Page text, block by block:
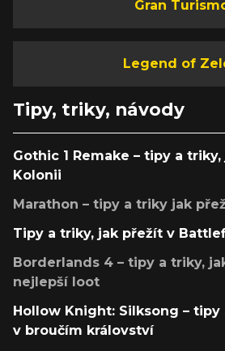
Gran
Legend of
Tipy, triky, návody
Gothic 1 Remake – tipy a
Kolonii
Marathon – tipy a triky jak
Tipy a triky, jak přežít v
Borderlands 4 – tipy a triky,
nejlepší loot
Hollow Knight: Silksong –
v broučím království